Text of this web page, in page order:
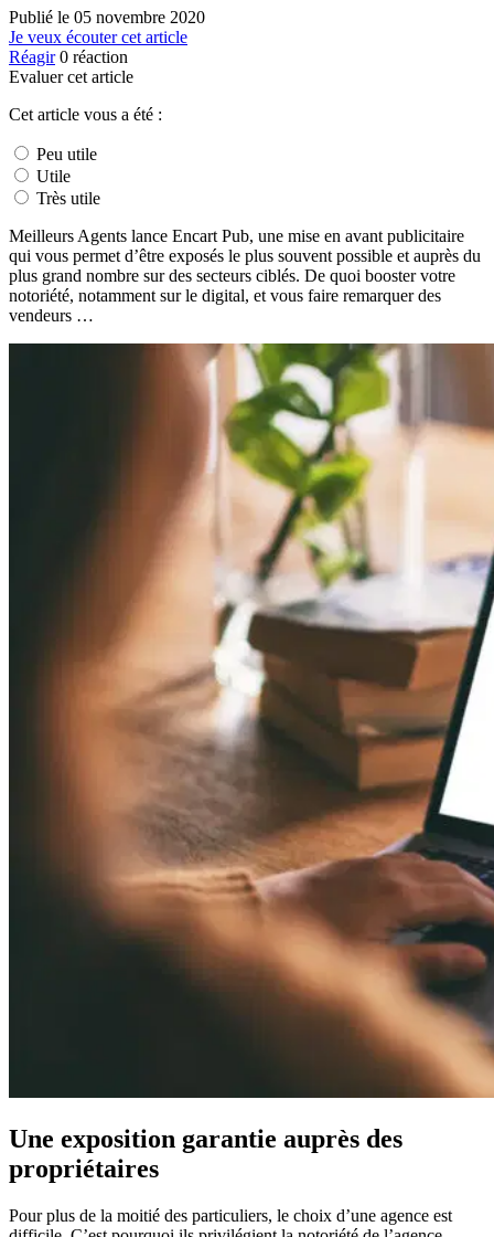
Publié le 05 novembre 2020
Je veux écouter cet article
Réagir 0 réaction
Evaluer cet article
Cet article vous a été :
Peu utile
Utile
Très utile
Meilleurs Agents lance Encart Pub, une mise en avant publicitaire
qui vous permet d’être exposés le plus souvent possible et auprès du
plus grand nombre sur des secteurs ciblés. De quoi booster votre
notoriété, notamment sur le digital, et vous faire remarquer des
vendeurs …
Une exposition garantie auprès des
propriétaires
Pour plus de la moitié des particuliers, le choix d’une agence est